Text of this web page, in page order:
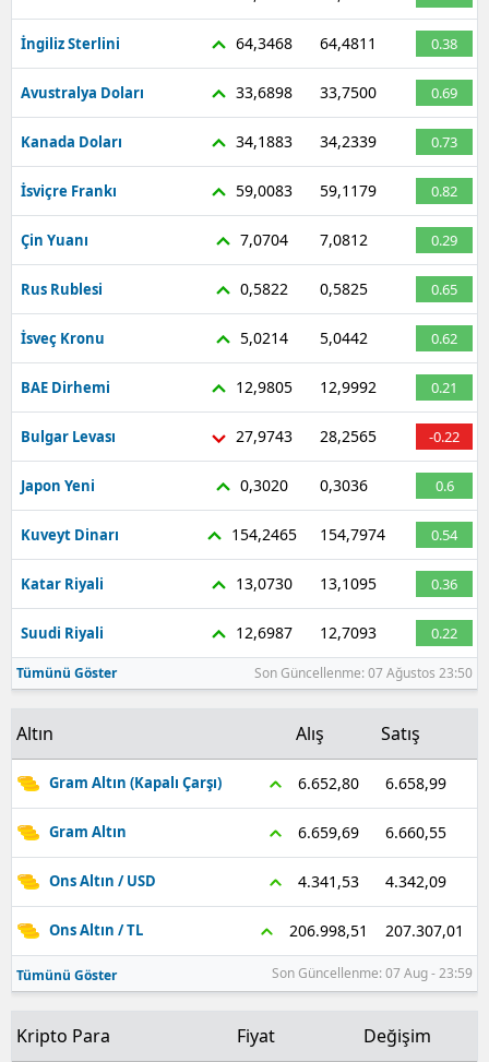
İngiliz Sterlini 64,3468 64,4811 0.38
Avustralya Doları 33,6898 33,7500 0.69
Kanada Doları 34,1883 34,2339 0.73
İsviçre Frankı 59,0083 59,1179 0.82
Çin Yuanı 7,0704 7,0812 0.29
Rus Rublesi 0,5822 0,5825 0.65
İsveç Kronu 5,0214 5,0442 0.62
BAE Dirhemi 12,9805 12,9992 0.21
Bulgar Levası 27,9743 28,2565 -0.22
Japon Yeni 0,3020 0,3036 0.6
Kuveyt Dinarı 154,2465 154,7974 0.54
Katar Riyali 13,0730 13,1095 0.36
Suudi Riyali 12,6987 12,7093 0.22
Tümünü Göster Son Güncellenme: 07 Ağustos 23:50
Altın Alış Satış
Gram Altın (Kapalı Çarşı) 6.652,80 6.658,99
Gram Altın 6.659,69 6.660,55
Ons Altın / USD 4.341,53 4.342,09
Ons Altın / TL 206.998,51 207.307,01
Tümünü Göster Son Güncellenme: 07 Aug - 23:59
Kripto Para Fiyat Değişim